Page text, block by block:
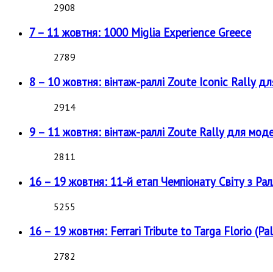
2908
7 – 11 жовтня: 1000 Miglia Experience Greece
2789
8 – 10 жовтня: вінтаж-раллі Zoute Iconic Rally
2914
9 – 11 жовтня: вінтаж-раллі Zoute Rally для
2811
16 – 19 жовтня: 11-й етап Чемпіонату Світу з
5255
16 – 19 жовтня: Ferrari Tribute to Targa Florio
2782